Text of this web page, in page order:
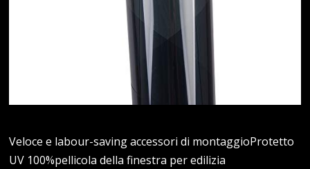
Veloce e labour-saving accessori di montaggioProtetto
UV 100%pellicola della finestra per edilizia